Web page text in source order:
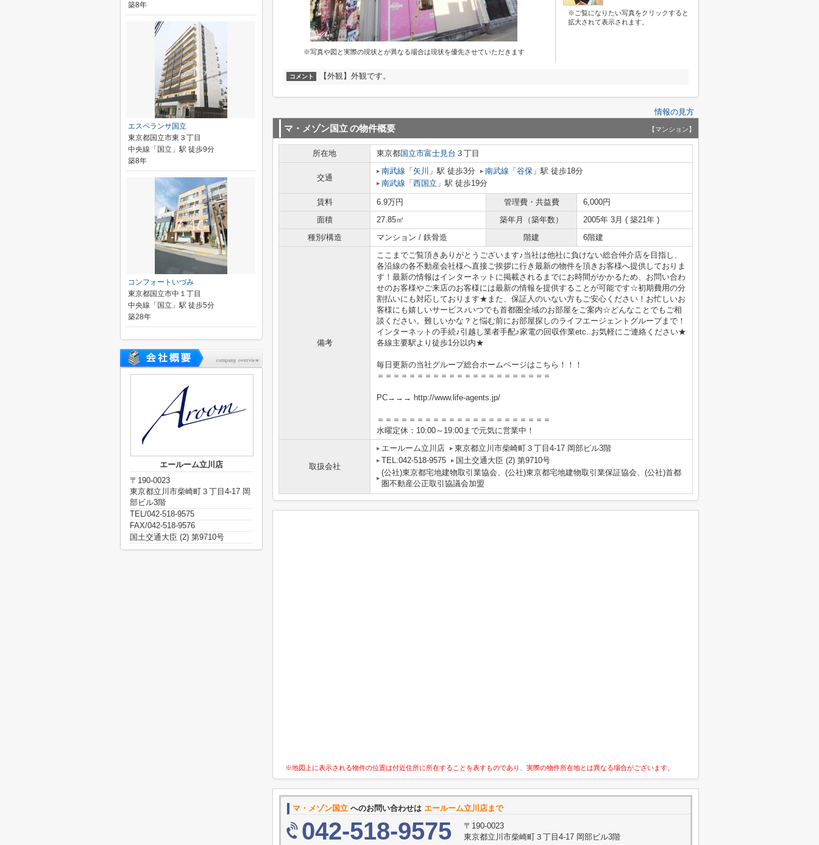
※写真や図と実際の現状とが異なる場合は現状を優先させていただきます
※ご覧になりたい写真をクリックすると
拡大されて表示されます。
コメント 【外観】外観です。
情報の見方
マ・メゾン国立 の物件概要 【マンション】
所在地 東京都国立市富士見台 ３丁目
交通
南武線 「 矢川 」駅 徒歩3分 南武線 「 谷保 」駅 徒歩18分
南武線 「 西国立 」駅 徒歩19分
賃料 6.9万円 管理費・共益費
6,000円
面積
27.85㎡ 築年月（築年数）
2005年 3月 ( 築21年 )
種別/構造
マンション / 鉄骨造 階建 6階建
備考
ここまでご覧頂きありがとうございます♪当社は他社に負けない総合仲介店を目指し、
各沿線の各不動産会社様へ直接ご挨拶に行き最新の物件を頂きお客様へ提供しておりま
す！最新の情報はインターネットに掲載されるまでにお時間がかかるため、お問い合わ
せのお客様やご来店のお客様には最新の情報を提供することが可能です☆初期費用の分
割払いにも対応しております★また、保証人のいない方もご安心ください！お忙しいお
客様にも嬉しいサービス♪いつでも首都圏全域のお部屋をご案内☆どんなことでもご相
談ください。難しいかな？と悩む前にお部屋探しのライフエージェントグループまで！
インターネットの手続♪引越し業者手配♪家電の回収作業etc..お気軽にご連絡ください★
各線主要駅より徒歩1分以内★
毎日更新の当社グループ総合ホームページはこちら！！！
＝＝＝＝＝＝＝＝＝＝＝＝＝＝＝＝＝＝＝＝＝＝
PC→→→ http://www.life-agents.jp/
＝＝＝＝＝＝＝＝＝＝＝＝＝＝＝＝＝＝＝＝＝＝
水曜定休：10:00～19:00まで元気に営業中！
取扱会社
エールーム立川店
東京都立川市柴崎町３丁目4-17 岡部ビル3階
TEL:042-518-9575
国土交通大臣 (2) 第9710号
(公社)東京都宅地建物取引業協会、(公社)東京都宅地建物取引業保証協会、(公社)首都
圏不動産公正取引協議会加盟
※地図上に表示される物件の位置は付近住所に所在することを表すものであり、実際の物件所在地とは異なる場合がございます。
マ・メゾン国立 へのお問い合わせは エールーム立川店まで
042-518-9575
〒190-0023
東京都立川市柴崎町３丁目4-17 岡部ビル3階
築8年
エスペランサ国立
東京都国立市東３丁目
中央線「国立」駅 徒歩9分
築8年
コンフォートいづみ
東京都国立市中１丁目
中央線「国立」駅 徒歩5分
築28年
エールーム立川店
〒190-0023
東京都立川市柴崎町３丁目4-17 岡
部ビル3階
TEL/042-518-9575
FAX/042-518-9576
国土交通大臣 (2) 第9710号